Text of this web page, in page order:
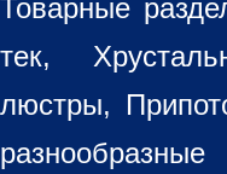
Товарные
тек,
люстры,
разнообразные